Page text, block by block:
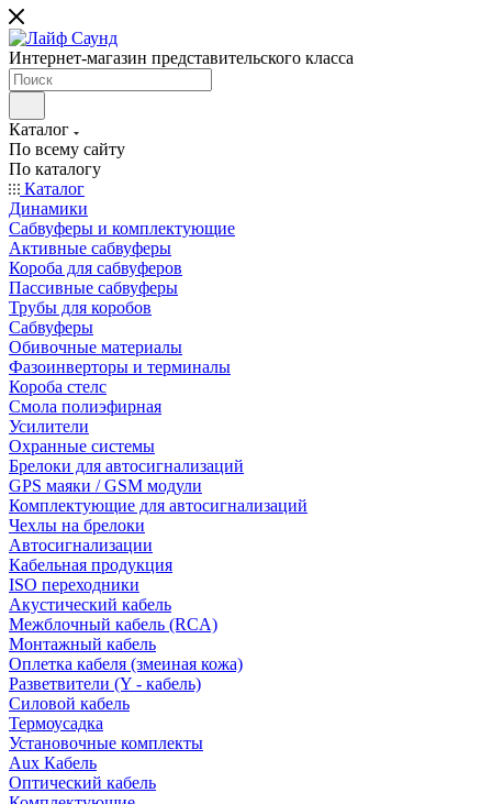
Интернет-магазин представительского класса
Каталог
По всему сайту
По каталогу
Каталог
Динамики
Сабвуферы и комплектующие
Активные сабвуферы
Короба для сабвуферов
Пассивные сабвуферы
Трубы для коробов
Сабвуферы
Обивочные материалы
Фазоинверторы и терминалы
Короба стелс
Смола полиэфирная
Усилители
Охранные системы
Брелоки для автосигнализаций
GPS маяки / GSM модули
Комплектующие для автосигнализаций
Чехлы на брелоки
Автосигнализации
Кабельная продукция
ISO переходники
Акустический кабель
Межблочный кабель (RCA)
Монтажный кабель
Оплетка кабеля (змеиная кожа)
Разветвители (Y - кабель)
Силовой кабель
Термоусадка
Установочные комплекты
Aux Кабель
Оптический кабель